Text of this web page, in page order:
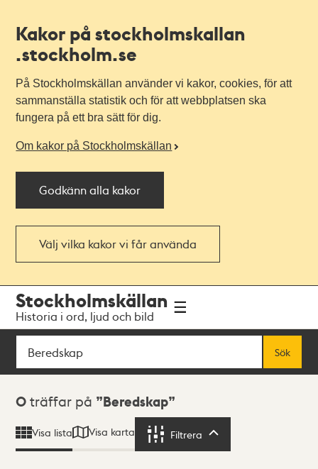
Kakor på stockholmskallan
.stockholm.se
På Stockholmskällan använder vi kakor, cookies, för att
sammanställa statistik och för att webbplatsen ska
fungera på ett bra sätt för dig.
Om kakor på Stockholmskällan
Godkänn alla kakor
Välj vilka kakor vi får använda
navigationen
huvudinnehållet
Stockholmskällan
Historia i ord, ljud och bild
Sök
Sök
Sökresultat
0 träffar på Beredskap
Visa lista Visa karta Filtrera